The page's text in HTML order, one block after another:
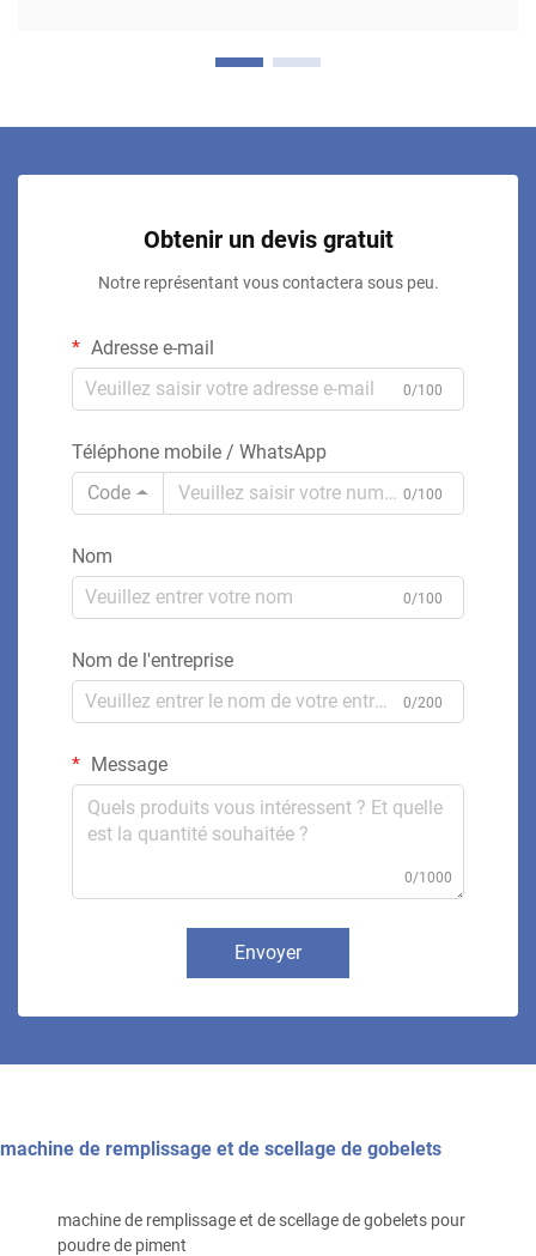
Obtenir un devis gratuit
Notre représentant vous contactera sous peu.
Adresse e-mail
0/100
Téléphone mobile / WhatsApp
Code
0/100
Nom
0/100
Nom de l'entreprise
0/200
Message
0/1000
Envoyer
machine de remplissage et de scellage de gobelets
machine de remplissage et de scellage de gobelets pour
poudre de piment